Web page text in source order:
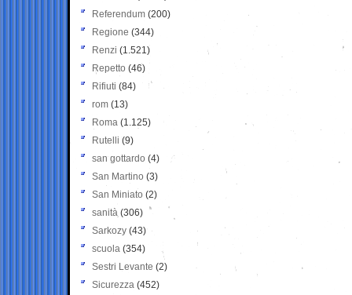
Referendum (200)
Regione (344)
Renzi (1.521)
Repetto (46)
Rifiuti (84)
rom (13)
Roma (1.125)
Rutelli (9)
san gottardo (4)
San Martino (3)
San Miniato (2)
sanità (306)
Sarkozy (43)
scuola (354)
Sestri Levante (2)
Sicurezza (452)